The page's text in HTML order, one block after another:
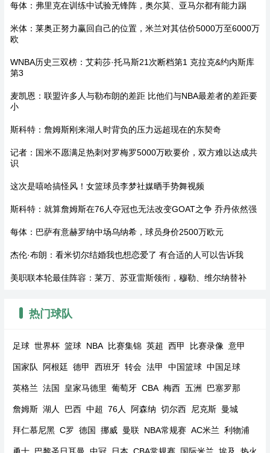
每体：弗里克在训练中试验无锋阵，奥尔莫、亚马尔都有能力踢
米体：莱奥正努力赢回自己的位置，米兰对其估价5000万至6000万
欧
WNBA历史三双榜：艾莉莎·托马斯21次断档第1 克拉克&约内斯库
第3
麦凯恩：联盟许多人与勒布朗的差距 比他们与NBA最差者的差距要
小
斯科特：詹姆斯刚来湖人时背负的压力远超现在的东契奇
记者：国米不愿满足热刺对罗梅罗5000万欧要价，双方难以达成共
识
这次是嘻哈搞怪风！女篮球员李梦社媒晒手势舞视频
斯科特：就算詹姆斯在76人夺冠也无法改变GOAT之争 乔丹依然强
每体：巴萨有意赫罗纳中场乌纳希，球员身价2500万欧元
杰伦·布朗：看米切尔结婚我也想恋爱了 有合适的人可以告诉我
美职联本轮最佳阵容：莱万、苏亚雷斯领衔，穆勒、维尔纳替补
热门球队
足球 世界杯 篮球 NBA 比赛集锦 英超 西甲 比赛录像 意甲
国家队 阿根廷 德甲 西班牙 转会 法甲 中国篮球 中国足球
英格兰 法国 皇家马德里 葡萄牙 CBA 梅西 五洲 巴塞罗那
詹姆斯 湖人 巴西 中超 76人 阿森纳 切尔西 尼克斯 曼城
拜仁慕尼黑 C罗 德国 挪威 曼联 NBA常规赛 AC米兰 利物浦